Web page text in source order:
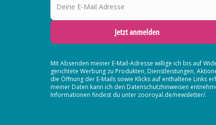
Jetzt anmelden
Mit Absenden meiner E-Mail-Adresse willige ich bis auf
gerichtete Werbung zu Produkten, Dienstleistungen,
die Öffnung der E-Mails sowie Klicks auf enthaltene Links
meiner Daten kann ich den Datenschutzhinweisen
Informationen findest du unter zooroyal.de/newsletter/.